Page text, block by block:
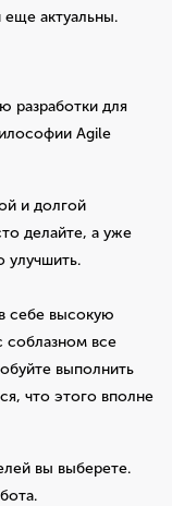
актуальны.
разработки для
Agile
и долгой
делайте, а уже
улучшить.
себе высокую
соблазном все
выполнить
что этого вполне
вы выберете.